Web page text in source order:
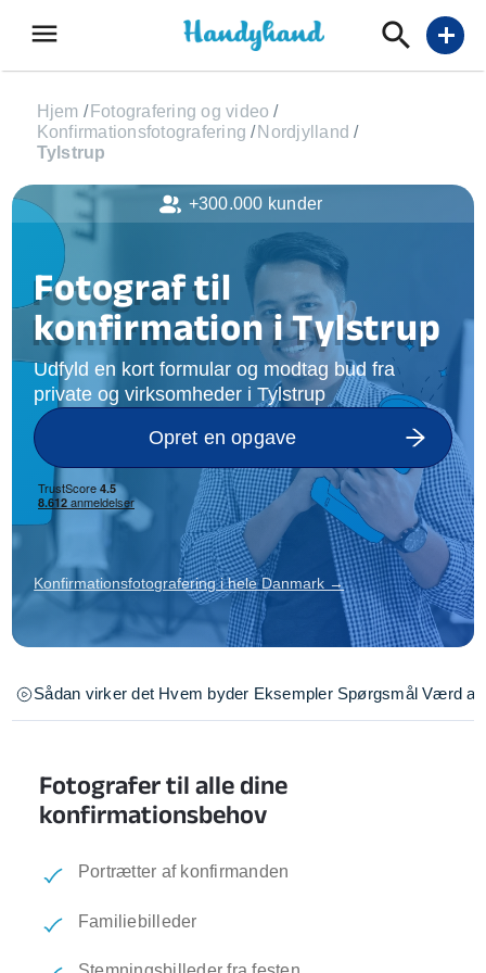
menu add
Hjem / Fotografering og video /
Konfirmationsfotografering / Nordjylland /
Tylstrup
Fotograf til
konfirmation i Tylstrup
Udfyld en kort formular og modtag bud fra
private og virksomheder i Tylstrup
Opret en opgave
Konfirmationsfotografering i hele Danmark →
Sådan virker det Hvem byder Eksempler Spørgsmål Værd at
Fotografer til alle dine
konfirmationsbehov
Portrætter af konfirmanden
Familiebilleder
+300.000 kunder